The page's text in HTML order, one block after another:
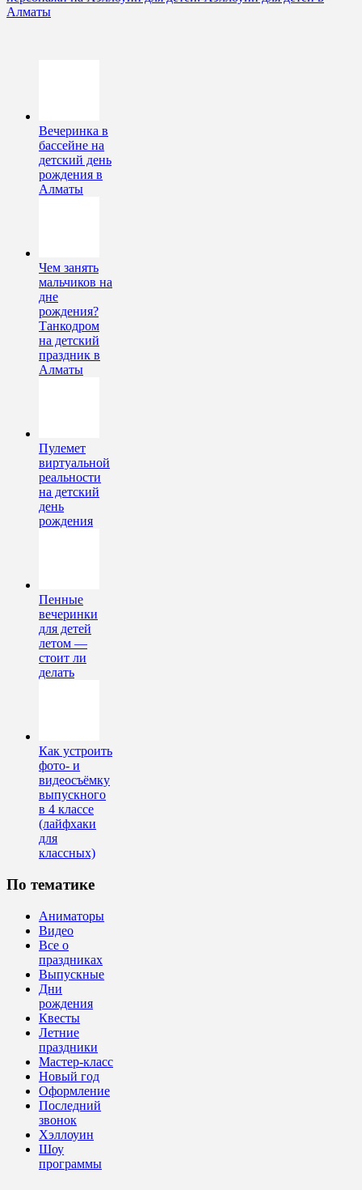
Алматы
Вечеринка в
бассейне на
детский день
рождения в
Алматы
Чем занять
мальчиков на
дне
рождения?
Танкодром
на детский
праздник в
Алматы
Пулемет
виртуальной
реальности
на детский
день
рождения
Пенные
вечеринки
для детей
летом —
стоит ли
делать
Как устроить
фото- и
видеосъёмку
выпускного
в 4 классе
(лайфхаки
для
классных)
По тематике
Аниматоры
Видео
Все о
праздниках
Выпускные
Дни
рождения
Квесты
Летние
праздники
Мастер-класс
Новый год
Оформление
Последний
звонок
Хэллоуин
Шоу
программы